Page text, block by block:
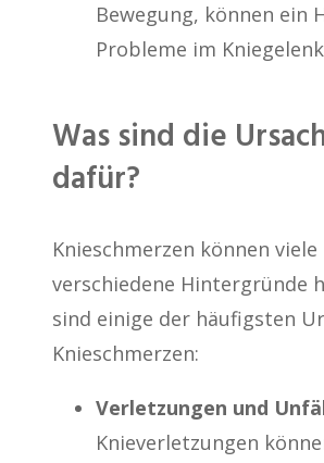
Bewegung, können ein
Probleme im
Was sind die
dafür?
Knieschmerzen können viele
verschiedene Hintergründe
sind einige der häufigsten
Knieschmerzen:
Verletzungen und
Knieverletzungen